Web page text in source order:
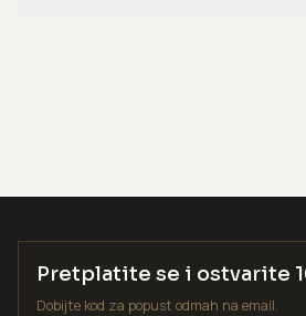
Pretplatite se i ostvarite
Dobijte kod za popust odmah na email.